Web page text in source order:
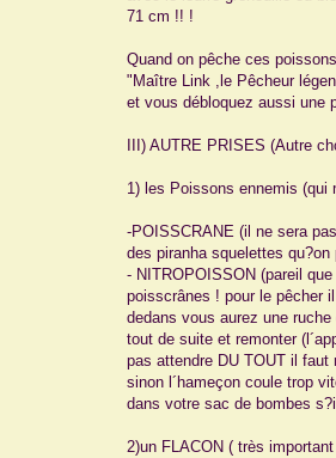
71 cm !! !
Quand on pêche ces
"Maître Link ,le Pêcheur
et vous débloquez aussi une
III) AUTRE PRISES (Autre
1) les Poissons ennemis (qui
-POISSCRANE (il ne sera
des piranha squelettes
- NITROPOISSON (pareil
poisscrânes ! pour le pêcher
dedans vous aurez une
tout de suite et remonter
pas attendre DU TOUT il
sinon l´hameçon coule trop
dans votre sac de bombes
2)un FLACON ( très